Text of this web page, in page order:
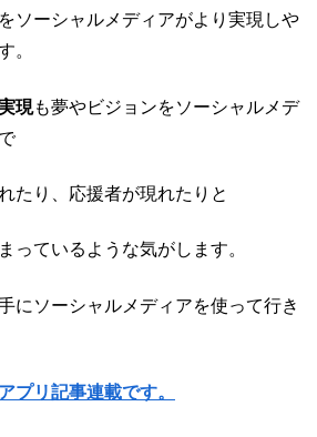
ソーシャルメディアがより実現しや
。
現も夢やビジョンをソーシャルメデ
たり、応援者が現れたりと
っているような気がします。
にソーシャルメディアを使って行き
プリ記事連載です。